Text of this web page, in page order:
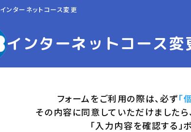
インターネットコース変更
インターネットコース変
フォームをご利用の際は、必ず「
その内容に同意していただけましたら
「入力内容を確認する」